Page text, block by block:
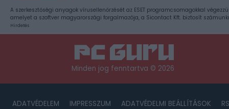
A szerkesztőségi anyagok vírusellenőrzését az ESET programcsomagokkal
amelyet a szoftver magyarországi forgalmazója, a Sicontact Kft. biztosít
Hirdetés
Minden jog fenntartva © 2026
ADATVÉDELEM IMPRESSZUM ADATVÉDELMI BEÁLLÍTÁSOK